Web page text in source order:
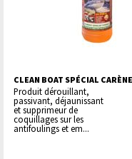
CLEAN BOAT SPÉCIAL
Produit dérouillant,
passivant, déjaunissant
et supprimeur de
coquillages sur les
antifoulings et em...